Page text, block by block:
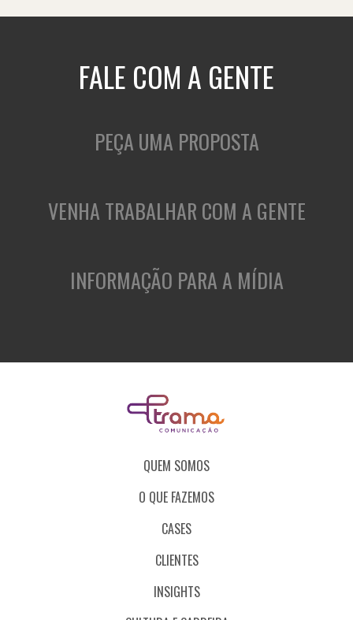
FALE COM A GENTE
PEÇA UMA PROPOSTA
VENHA TRABALHAR COM A GENTE
INFORMAÇÃO PARA A MÍDIA
QUEM SOMOS
O QUE FAZEMOS
CASES
CLIENTES
INSIGHTS